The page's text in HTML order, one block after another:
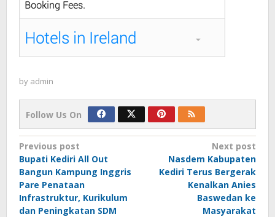
by admin
Follow Us On
Post
navigation
Previous post
Bupati Kediri All Out
Bangun Kampung Inggris
Pare Penataan
Infrastruktur, Kurikulum
dan Peningkatan SDM
Next post
Nasdem Kabupaten
Kediri Terus Bergerak
Kenalkan Anies
Baswedan ke
Masyarakat